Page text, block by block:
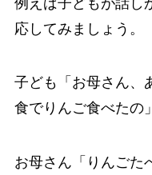
応してみましょう。
子ども「お母さん、
食でりんご食べたの」
お母さん「りんごた